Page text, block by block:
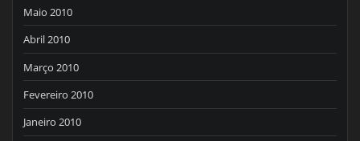
Maio 2010
Abril 2010
Março 2010
Fevereiro 2010
Janeiro 2010